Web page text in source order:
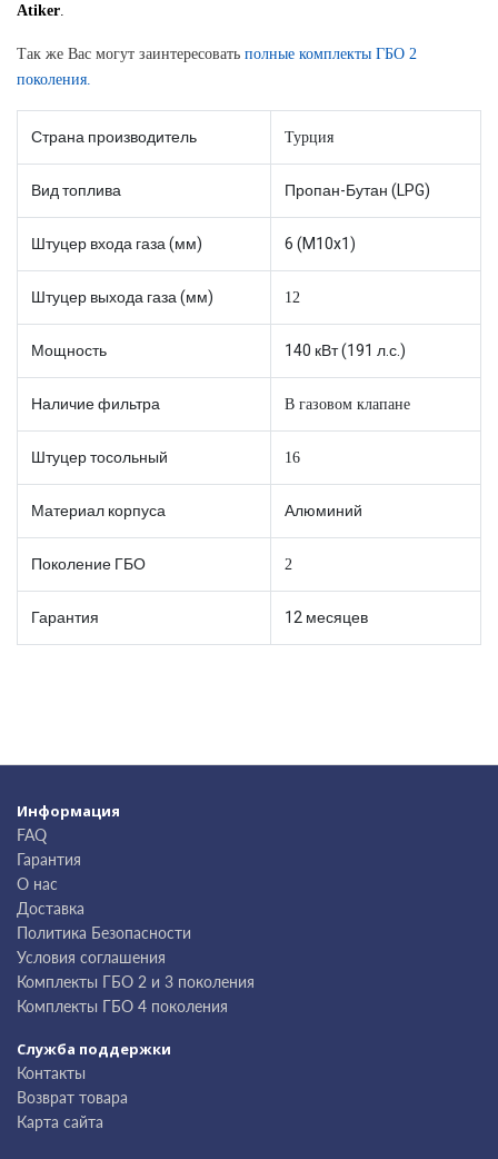
Atiker
Так же Вас могут заинтересовать полные комплекты ГБО 2
поколения.
Страна производитель Турция
Вид топлива Пропан-Бутан (LPG)
Штуцер входа газа (мм) 6 (M10x1)
Штуцер выхода газа (мм) 12
Мощность 140 кВт (191 л.с.)
Наличие фильтра В газовом клапане
Штуцер тосольный 16
Материал корпуса Алюминий
Поколение ГБО 2
Гарантия 12 месяцев
Информация
FAQ
Гарантия
О нас
Доставка
Политика Безопасности
Условия соглашения
Комплекты ГБО 2 и 3 поколения
Комплекты ГБО 4 поколения
Служба поддержки
Контакты
Возврат товара
Карта сайта